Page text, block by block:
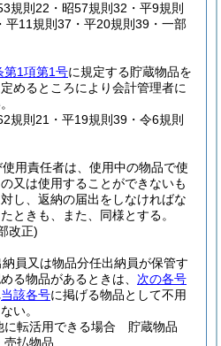
規則22・昭57規則32・平9規則
平11規則37・平20規則39・一部
第1項第1号に規定する貯蔵物品を
めるところにより会計管理者に
規則21・平19規則39・令6規則
用責任者は、使用中の物品で使
又は使用することができないも
し、返納の届出をしなければな
ときも、また、同様とする。
改正)
員又は物品分任出納員が保管す
る物品があるときは、 次の各号
当該各号に掲げる物品として不用
い。
に転活用できる場合 貯蔵物品
払物品